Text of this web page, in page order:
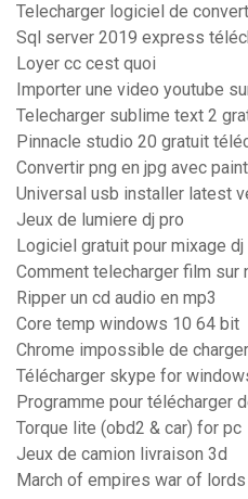
Telecharger logiciel de
Sql server 2019 express
Loyer cc cest quoi
Importer une video youtube
Telecharger sublime text 2
Pinnacle studio 20 gratuit
Convertir png en jpg avec paint
Universal usb installer latest
Jeux de lumiere dj pro
Logiciel gratuit pour mixage dj
Comment telecharger film sur
Ripper un cd audio en mp3
Core temp windows 10 64 bit
Chrome impossible de
Télécharger skype for
Programme pour télécharger
Torque lite (obd2 & car) for pc
Jeux de camion livraison 3d
March of empires war of